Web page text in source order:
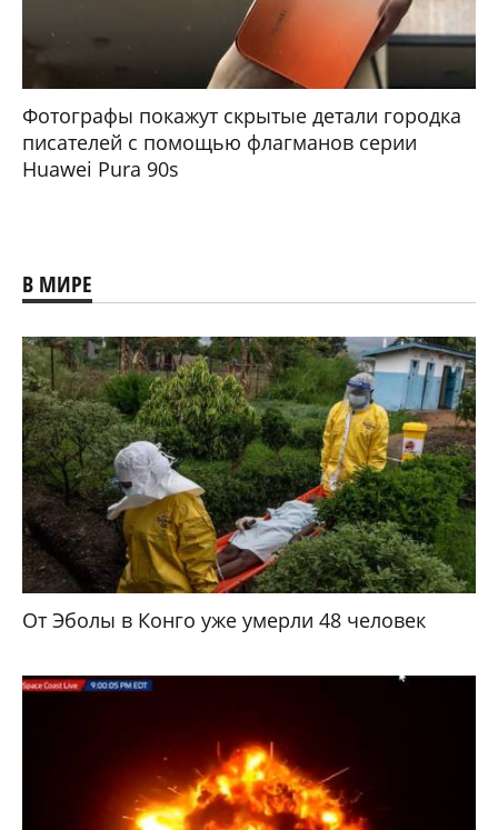
Фотографы покажут скрытые детали городка
писателей с помощью флагманов серии
Huawei Pura 90s
В МИРЕ
От Эболы в Конго уже умерли 48 человек